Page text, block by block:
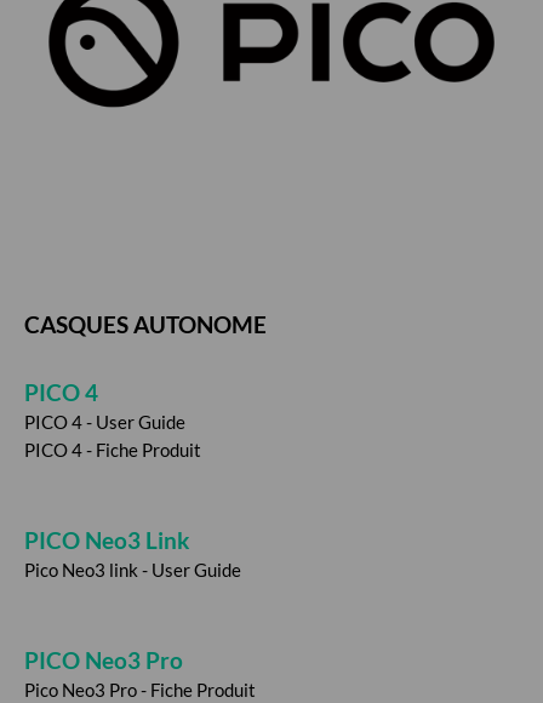
CASQUES AUTONOME
PICO 4
PICO 4 - User Guide
PICO 4 - Fiche Produit
PICO Neo3 Link
Pico Neo3 link - User Guide
PICO Neo3 Pro
Pico Neo3 Pro - Fiche Produit